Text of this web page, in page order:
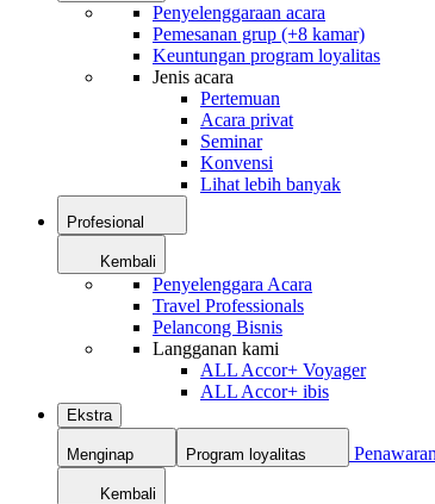
Penyelenggaraan acara
Pemesanan grup (+8 kamar)
Keuntungan program loyalitas
Jenis acara
Pertemuan
Acara privat
Seminar
Konvensi
Lihat lebih banyak
Profesional
Kembali
Penyelenggara Acara
Travel Professionals
Pelancong Bisnis
Langganan kami
ALL Accor+ Voyager
ALL Accor+ ibis
Ekstra
Menginap Program loyalitas Penawaran
Kembali